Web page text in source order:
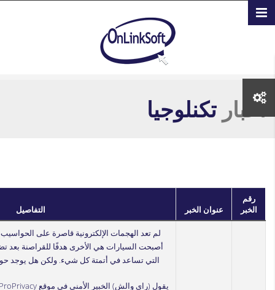
تجاوز إلى المحتوى الرئيسي
أخبار تكنلوجيا
رقم
الخبر
عنوان الخبر التفاصيل
لم تعد الهجمات الإلكترونية قاصرة على
أصبحت السيارات هي الأخرى هدفًا للقراصنة بعد
التي تساعد في أتمتة كل شيء. ولكن هل يوجد